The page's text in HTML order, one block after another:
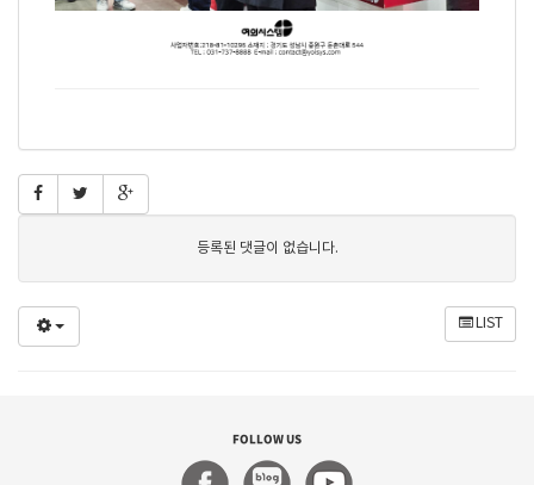
등록된 댓글이 없습니다.
LIST
FOLLOW US